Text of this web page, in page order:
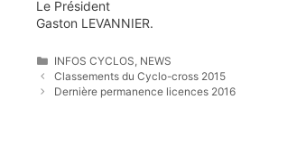
Le Président
Gaston LEVANNIER.
Catégories
INFOS CYCLOS NEWS
Classements du Cyclo-cross 2015
Dernière permanence licences 2016